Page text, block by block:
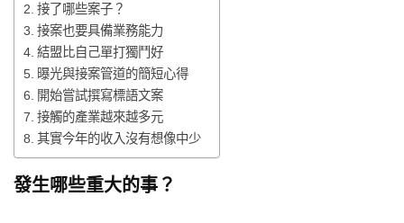
接了哪些案子？
接案也要具備業務能力
結盟比自己單打獨鬥好
曝光與接案管道的簡短心得
開始嘗試撰寫標語文案
接觸的產業越來越多元
其實今年的收入沒有想像中少
發生哪些重大的事？